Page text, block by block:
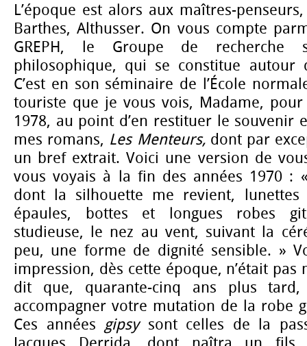
L’époque est alors aux maîtres-
Barthes, Althusser. On vous compte
GREPH, le Groupe de recherche
philosophique, qui se constitue autour
C’est en son séminaire de l’École
touriste que je vous vois, Madame,
1978, au point d’en restituer le souvenir
mes romans, Les Menteurs,dont par
un bref extrait. Voici une version de
vous voyais à la fin des années 1970 :
dont la silhouette me revient,
épaules, bottes et longues robes
studieuse, le nez au vent, suivant la
peu, une forme de dignité sensible. »
impression, dès cette époque, n’était pas
dit que, quarante-cinq ans plus
accompagner votre mutation de la robe
Ces années gipsysont celles de la